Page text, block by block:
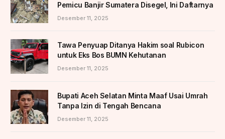
Pemicu Banjir Sumatera Disegel, Ini Daftarnya
Desember 11, 2025
Tawa Penyuap Ditanya Hakim soal Rubicon
untuk Eks Bos BUMN Kehutanan
Desember 11, 2025
Bupati Aceh Selatan Minta Maaf Usai Umrah
Tanpa Izin di Tengah Bencana
Desember 11, 2025